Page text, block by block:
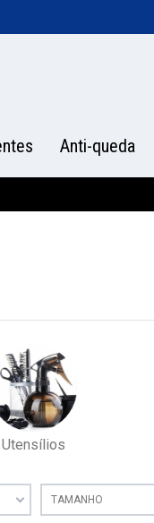
Anti-queda
Utensílios
TAMANHO